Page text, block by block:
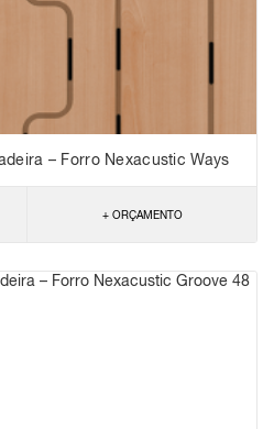
– Forro Nexacustic Ways
+ ORÇAMENTO